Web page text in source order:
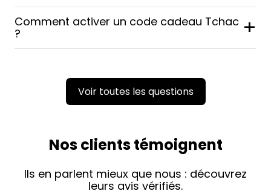
Comment activer un code cadeau Tchac
?
+
Voir toutes les questions
Nos clients témoignent
Ils en parlent mieux que nous : découvrez
leurs avis vérifiés.